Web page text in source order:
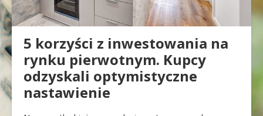
5 korzyści z inwestowania na
rynku pierwotnym. Kupcy
odzyskali optymistyczne
nastawienie